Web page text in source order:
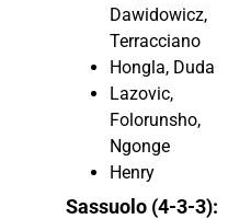
Dawidowicz,
Terracciano
Hongla, Duda
Lazovic,
Folorunsho,
Ngonge
Henry
Sassuolo (4-3-3):